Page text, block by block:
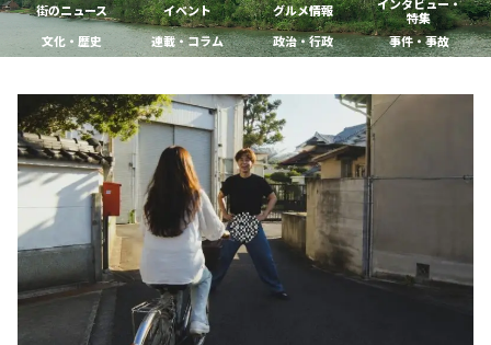
街のニュース イベント グルメ情報
特集
文化・歴史
連載・コラム 政治・行政 事件・事故